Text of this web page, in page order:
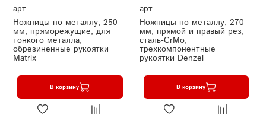
арт.
Ножницы по металлу, 250
мм, пряморежущие, для
тонкого металла,
обрезиненные рукоятки
Matrix
В корзину
арт.
Ножницы по металлу, 270
мм, прямой и правый рез,
сталь-СrMo,
трехкомпонентные
рукоятки Denzel
В корзину